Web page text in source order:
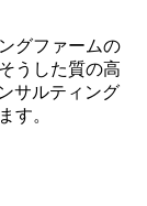
グファームの
うした質の高
サルティング
す。